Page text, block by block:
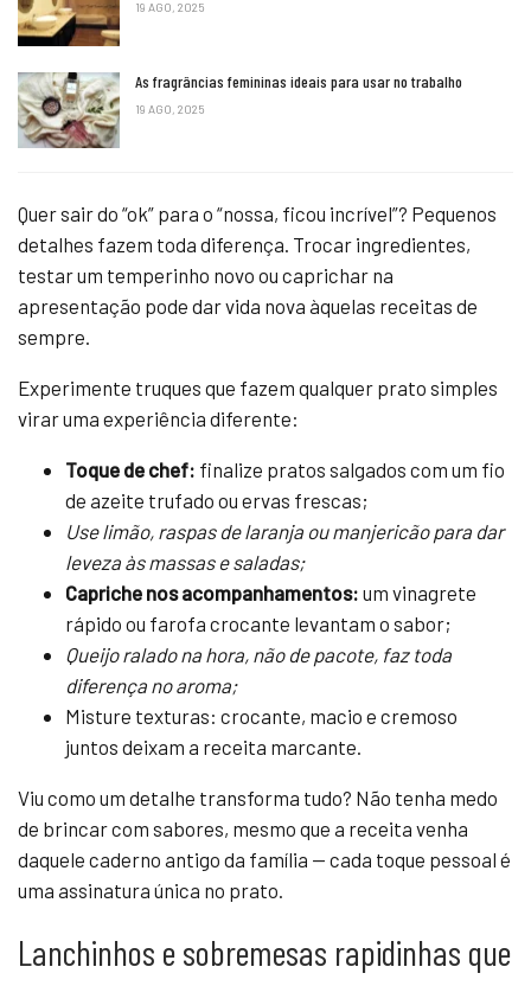
19 AGO, 2025
As fragrâncias femininas ideais para usar no trabalho
19 AGO, 2025
Quer sair do “ok” para o “nossa, ficou incrível”? Pequenos
detalhes fazem toda diferença. Trocar ingredientes,
testar um temperinho novo ou caprichar na
apresentação pode dar vida nova àquelas receitas de
sempre.
Experimente truques que fazem qualquer prato simples
virar uma experiência diferente:
Toque de chef: finalize pratos salgados com um fio
de azeite trufado ou ervas frescas;
Use limão, raspas de laranja ou manjericão para dar
leveza às massas e saladas;
Capriche nos acompanhamentos: um vinagrete
rápido ou farofa crocante levantam o sabor;
Queijo ralado na hora, não de pacote, faz toda
diferença no aroma;
Misture texturas: crocante, macio e cremoso
juntos deixam a receita marcante.
Viu como um detalhe transforma tudo? Não tenha medo
de brincar com sabores, mesmo que a receita venha
daquele caderno antigo da família — cada toque pessoal é
uma assinatura única no prato.
Lanchinhos e sobremesas rapidinhas que